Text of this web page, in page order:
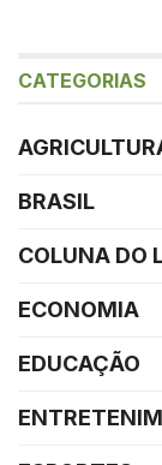
CATEGORIAS
BRASIL
COLUNA DO
ECONOMIA
EDUCAÇÃO